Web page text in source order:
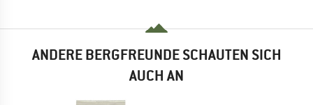
ANDERE BERGFREUNDE SCHAUTEN SICH
AUCH AN